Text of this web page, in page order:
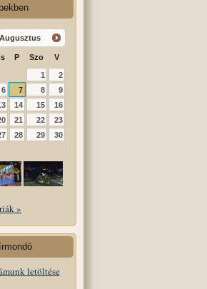
Augusztus
P Szo V
1
2
6 7 8
9
14 15
16
21 22
23
28 29
30
»
letöltése